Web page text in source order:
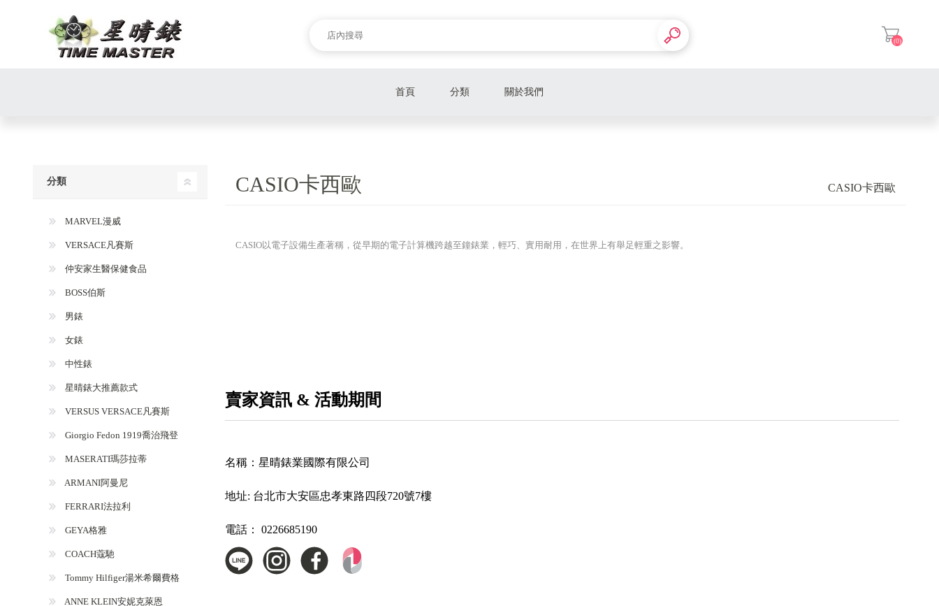
(0)
首頁 分類
MASERATI瑪莎拉蒂
關於我們
CASIO卡西歐 CASIO卡西歐
CASIO以電子設備生產著稱，從早期的電子計算機跨越至鐘錶業，輕巧、實用耐用，在世界上有舉足輕重之影響。
賣家資訊 & 活動期間
名稱： 星晴錶業國際有限公司
地址: 台北市大安區忠孝東路四段720號7樓
電話： 0226685190
分類
MARVEL漫威
VERSACE凡賽斯
仲安家生醫保健食品
BOSS伯斯
男錶
女錶
中性錶
星晴錶大推薦款式
VERSUS VERSACE凡賽斯
Giorgio Fedon 1919喬治飛登
MASERATI瑪莎拉蒂
ARMANI阿曼尼
FERRARI法拉利
GEYA格雅
COACH蔻馳
Tommy Hilfiger湯米希爾費格
ANNE KLEIN安妮克萊恩